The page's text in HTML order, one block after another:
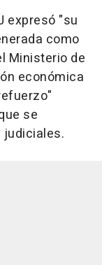
expresó "su
como
Ministerio de
económica
se